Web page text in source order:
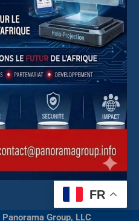
Panorama Group, LLC
FR